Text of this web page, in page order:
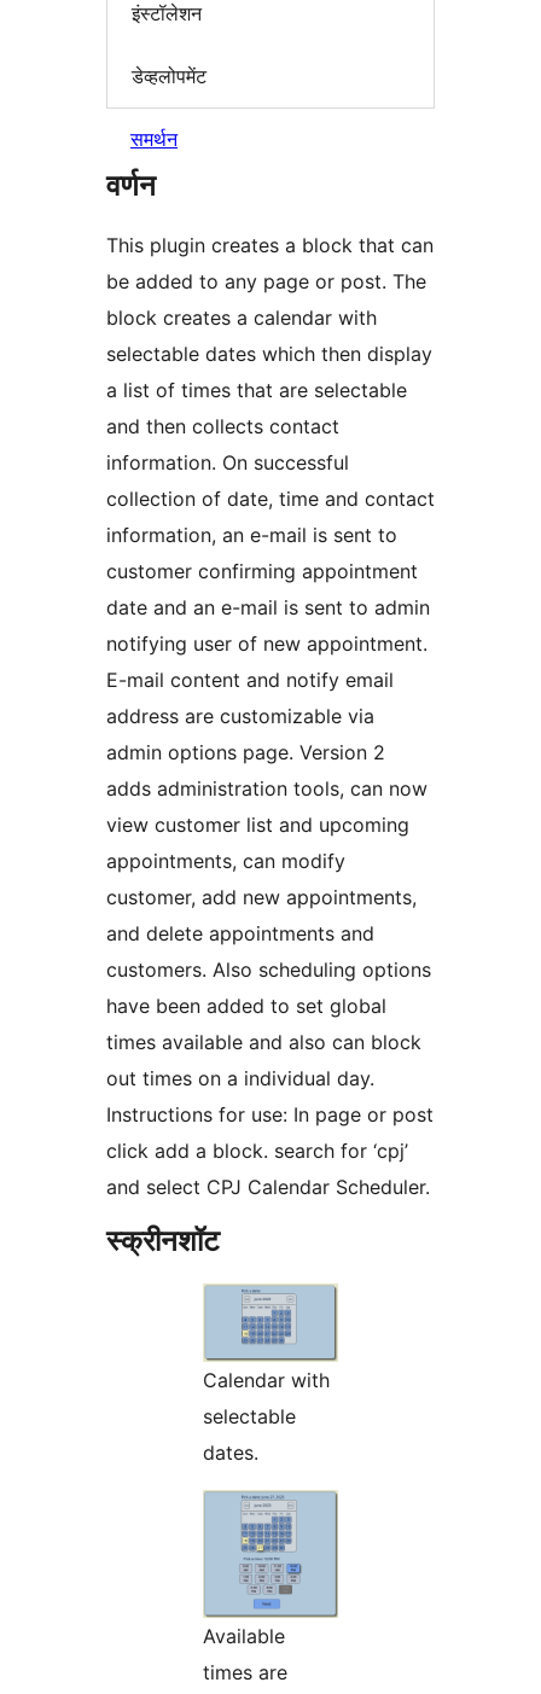
इंस्टॉलेशन
डेव्हलोपमेंट
समर्थन
वर्णन
This plugin creates a block that can
be added to any page or post. The
block creates a calendar with
selectable dates which then display
a list of times that are selectable
and then collects contact
information. On successful
collection of date, time and contact
information, an e-mail is sent to
customer confirming appointment
date and an e-mail is sent to admin
notifying user of new appointment.
E-mail content and notify email
address are customizable via
admin options page. Version 2
adds administration tools, can now
view customer list and upcoming
appointments, can modify
customer, add new appointments,
and delete appointments and
customers. Also scheduling options
have been added to set global
times available and also can block
out times on a individual day.
Instructions for use: In page or post
click add a block. search for ‘cpj’
and select CPJ Calendar Scheduler.
स्क्रीनशॉट
Calendar with
selectable
dates.
Available
times are